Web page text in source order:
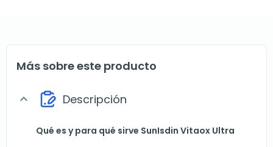
Más sobre este producto
expand_more Descripción
Qué es y para qué sirve SunIsdin Vitaox Ultra